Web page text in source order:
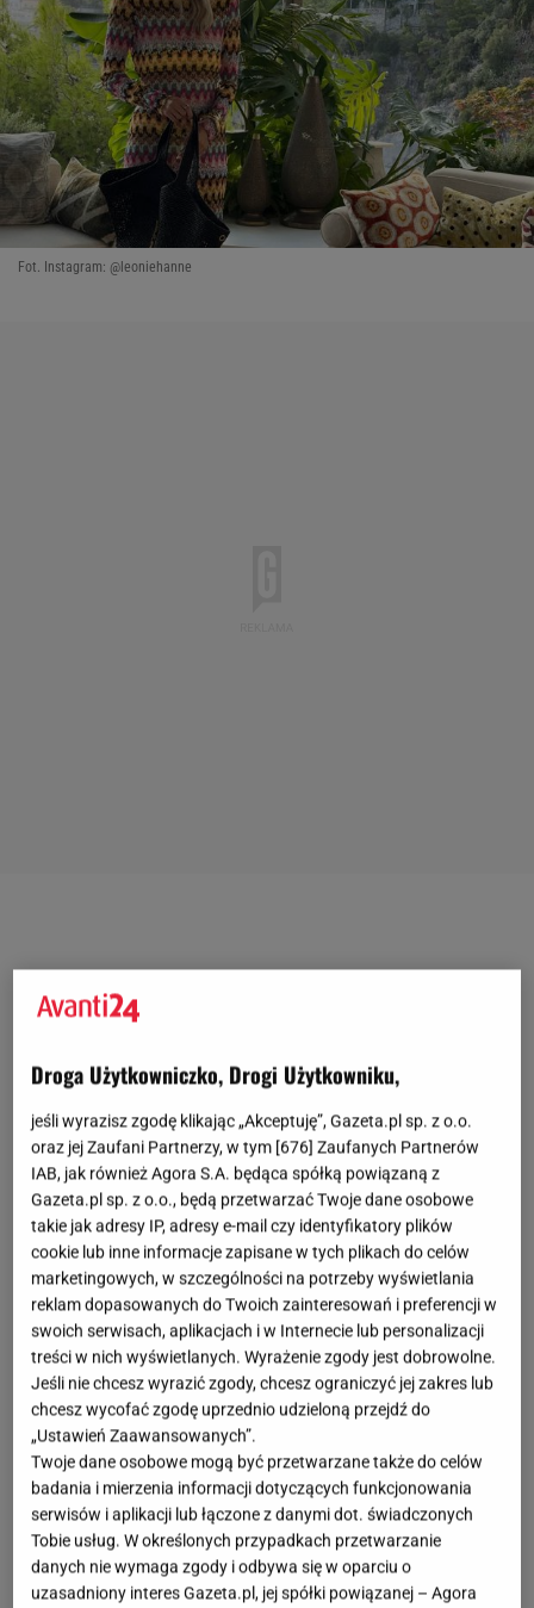
Fot. Instagram: @leoniehanne
Droga Użytkowniczko, Drogi Użytkowniku,
jeśli wyrazisz zgodę klikając „Akceptuję”, Gazeta.pl sp. z o.o.
oraz jej Zaufani Partnerzy, w tym [676] Zaufanych Partnerów
IAB, jak również Agora S.A. będąca spółką powiązaną z
Gazeta.pl sp. z o.o., będą przetwarzać Twoje dane osobowe
takie jak adresy IP, adresy e-mail czy identyfikatory plików
cookie lub inne informacje zapisane w tych plikach do celów
marketingowych, w szczególności na potrzeby wyświetlania
reklam dopasowanych do Twoich zainteresowań i preferencji w
swoich serwisach, aplikacjach i w Internecie lub personalizacji
treści w nich wyświetlanych. Wyrażenie zgody jest dobrowolne.
Jeśli nie chcesz wyrazić zgody, chcesz ograniczyć jej zakres lub
chcesz wycofać zgodę uprzednio udzieloną przejdź do
„Ustawień Zaawansowanych”.
Twoje dane osobowe mogą być przetwarzane także do celów
badania i mierzenia informacji dotyczących funkcjonowania
serwisów i aplikacji lub łączone z danymi dot. świadczonych
Tobie usług. W określonych przypadkach przetwarzanie
danych nie wymaga zgody i odbywa się w oparciu o
uzasadniony interes Gazeta.pl, jej spółki powiązanej – Agora